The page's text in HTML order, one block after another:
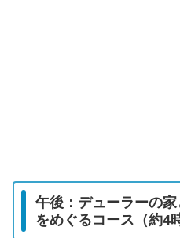
午後：デューラーの
をめぐるコース（約4